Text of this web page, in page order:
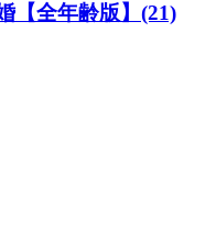
【全年齢版】(21)